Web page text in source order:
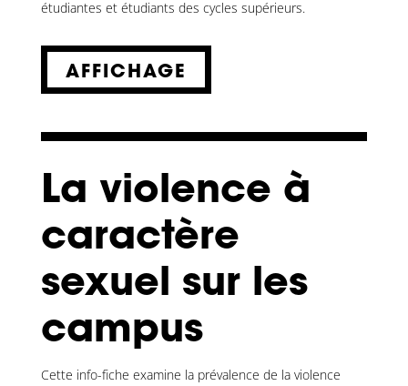
étudiantes et étudiants des cycles supérieurs.
AFFICHAGE
La violence à
caractère
sexuel sur les
campus
Cette info-fiche examine la prévalence de la violence